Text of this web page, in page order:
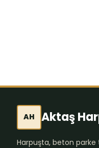
AH Aktaş
Harpuşta, beton parke